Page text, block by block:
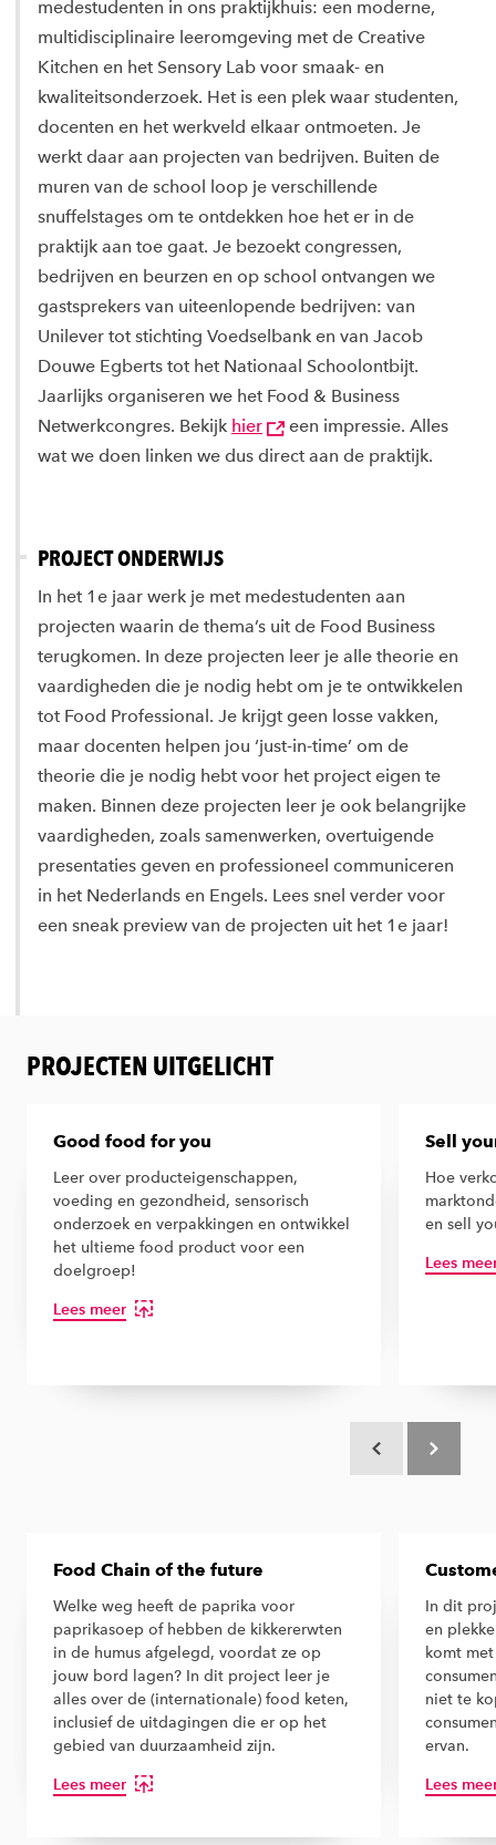
medestudenten in ons praktijkhuis: een moderne,
multidisciplinaire leeromgeving met de Creative
Kitchen en het Sensory Lab voor smaak- en
kwaliteitsonderzoek. Het is een plek waar studenten,
docenten en het werkveld elkaar ontmoeten. Je
werkt daar aan projecten van bedrijven. Buiten de
muren van de school loop je verschillende
snuffelstages om te ontdekken hoe het er in de
praktijk aan toe gaat. Je bezoekt congressen,
bedrijven en beurzen en op school ontvangen we
gastsprekers van uiteenlopende bedrijven: van
Unilever tot stichting Voedselbank en van Jacob
Douwe Egberts tot het Nationaal Schoolontbijt.
Jaarlijks organiseren we het Food & Business
Netwerkcongres. Bekijk hier
een impressie. Alles
wat we doen linken we dus direct aan de praktijk.
PROJECT ONDERWIJS
In het 1e jaar werk je met medestudenten aan
projecten waarin de thema’s uit de Food Business
terugkomen. In deze projecten leer je alle theorie en
vaardigheden die je nodig hebt om je te ontwikkelen
tot Food Professional. Je krijgt geen losse vakken,
maar docenten helpen jou ‘just-in-time’ om de
theorie die je nodig hebt voor het project eigen te
maken. Binnen deze projecten leer je ook belangrijke
vaardigheden, zoals samenwerken, overtuigende
presentaties geven en professioneel communiceren
in het Nederlands en Engels. Lees snel verder voor
een sneak preview van de projecten uit het 1e jaar!
PROJECTEN UITGELICHT
Good food for you
Leer over producteigenschappen,
voeding en gezondheid, sensorisch
onderzoek en verpakkingen en ontwikkel
het ultieme food product voor een
doelgroep!
Lees meer
Sell
Hoe
en sell
Lees
Food Chain of the future
Welke weg heeft de paprika voor
paprikasoep of hebben de kikkererwten
in de humus afgelegd, voordat ze op
jouw bord lagen? In dit project leer je
alles over de (internationale) food keten,
inclusief de uitdagingen die er op het
gebied van duurzaamheid zijn.
Lees meer
In dit
en
komt
niet te
ervan.
Lees